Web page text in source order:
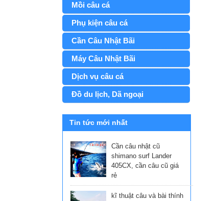
Mồi câu cá
Phụ kiện câu cá
Cần Câu Nhật Bãi
Máy Câu Nhật Bãi
Dịch vụ câu cá
Đồ du lịch, Dã ngoại
Tin tức mới nhất
Cần câu nhật cũ
shimano surf Lander
405CX, cần câu cũ giá
rẻ
kĩ thuật câu và bài thính